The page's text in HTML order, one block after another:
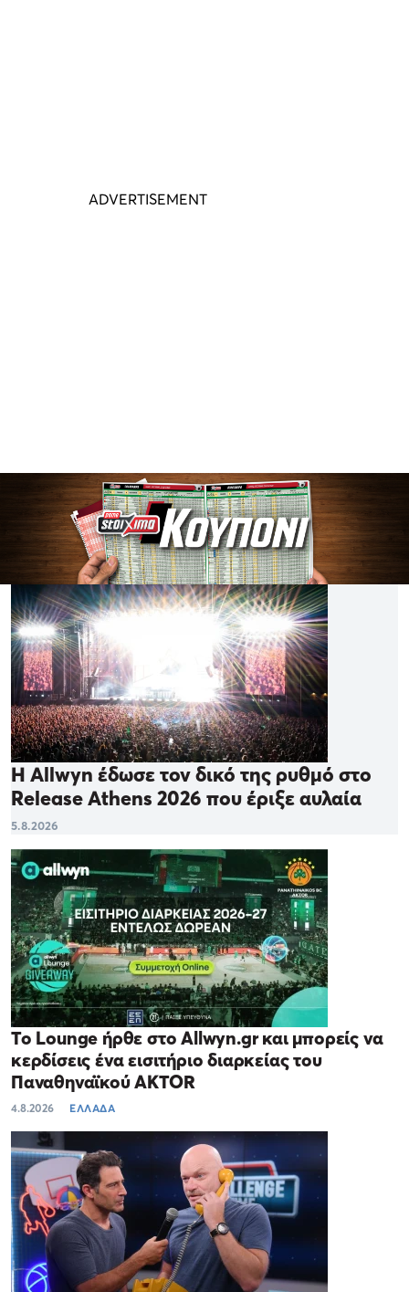
Η Allwyn έδωσε τον δικό της ρυθμό στο
Release Athens 2026 που έριξε αυλαία
5.8.2026
Το Lounge ήρθε στο Allwyn.gr και μπορείς να
κερδίσεις ένα εισιτήριο διαρκείας του
Παναθηναϊκού AKTOR
4.8.2026 ΕΛΛΑΔΑ